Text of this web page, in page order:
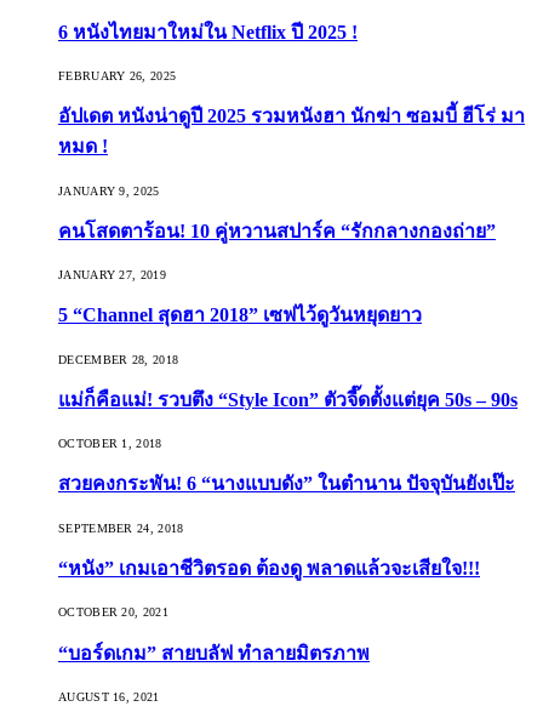
6 หนังไทยมาใหม่ใน Netflix ปี 2025 !
FEBRUARY 26, 2025
อัปเดต หนังน่าดูปี 2025 รวมหนังฮา นักฆ่า ซอมบี้ ฮีโร่ มา
หมด !
JANUARY 9, 2025
คนโสดตาร้อน! 10 คู่หวานสปาร์ค “รักกลางกองถ่าย”
JANUARY 27, 2019
5 “Channel สุดฮา 2018” เซฟไว้ดูวันหยุดยาว
DECEMBER 28, 2018
แม่ก็คือแม่! รวบตึง “Style Icon” ตัวจี๊ดตั้งแต่ยุค 50s – 90s
OCTOBER 1, 2018
สวยคงกระพัน! 6 “นางแบบดัง” ในตำนาน ปัจจุบันยังเป๊ะ
SEPTEMBER 24, 2018
“หนัง” เกมเอาชีวิตรอด ต้องดู พลาดแล้วจะเสียใจ!!!
OCTOBER 20, 2021
“บอร์ดเกม” สายบลัฟ ทำลายมิตรภาพ
AUGUST 16, 2021